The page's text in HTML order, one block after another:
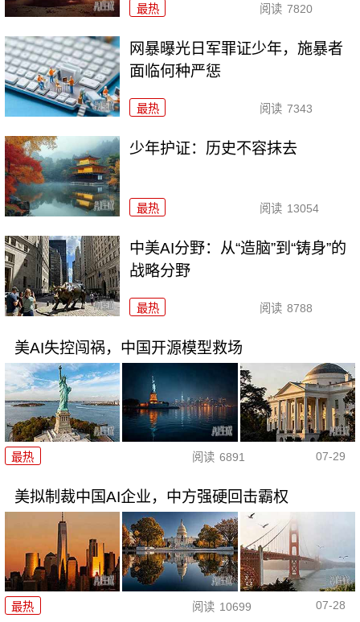
最热 阅读 7820
网暴曝光日军罪证少年，施暴者
面临何种严惩
最热 阅读 7343
少年护证：历史不容抹去
最热 阅读 13054
中美AI分野：从“造脑”到“铸身”的
战略分野
最热 阅读 8788
美AI失控闯祸，中国开源模型救场
最热 阅读 6891 07-29
美拟制裁中国AI企业，中方强硬回击霸权
最热 阅读 10699 07-28